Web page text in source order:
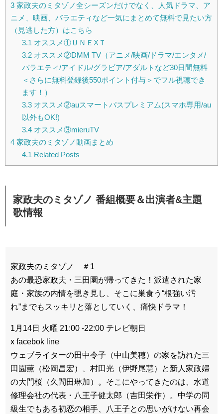
3 家政夫のミタゾノ全シーズンだけでなく、人気ドラマ、ア
ニメ、映画、バラエティなど一気にまとめて無料で見たい方
（見逃した方）はこちら
3.1 オススメ①ＵＮＥXＴ
3.2オススメ②DMM TV（アニメ/映画/ドラマ/エンタメ/
バラエティ/アイドル/グラビア/アダルトなど30日間無料
＜さらに無料登録後550ポイント付与＞でフル視聴でき
ます！）
3.3オススメ②auスマートパスプレミアム(スマホ専用/au
以外もOK!)
3.4オススメ③mieruTV
4 家政夫のミタゾノ動画まとめ
4.1 Related Posts
家政夫のミタゾノ 番組概要＆出演者&主題
歌情報
家政夫のミタゾノ ＃1
あの最恐家政夫・三田園が帰ってきた！派遣された家
庭・家族の内情を覗き見し、そこに巣食う“根強い汚
れ”までもスッキリと落としていく、痛快ドラマ！
1月14日 火曜 21:00 -22:00 テレビ朝日
x facebok line
ウェブライターの田中令子（中山美穂）の家を訪れた三
田園薫（松岡昌宏）、村田光（伊野尾慧）と新人家政婦
の大門桜（久間田琳加）。そこにやってきたのは、水道
修理会社の代表・八王子健太郎（吉田栄作）。中学の同
級生でもある初恋の相手、八王子との思いがけない再会